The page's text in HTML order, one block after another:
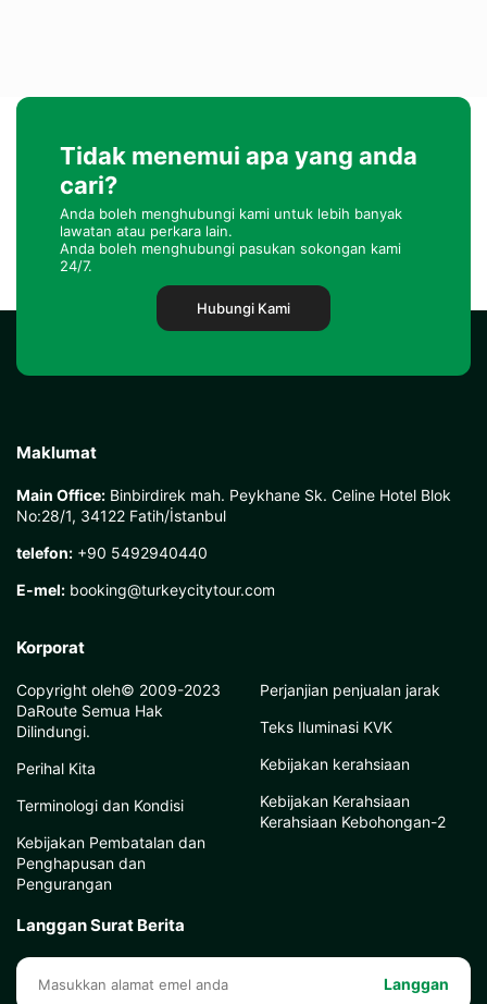
Tidak menemui apa yang anda
cari?
Anda boleh menghubungi kami untuk lebih banyak
lawatan atau perkara lain.
Anda boleh menghubungi pasukan sokongan kami
24/7.
Hubungi Kami
Maklumat
Main Office: Binbirdirek mah. Peykhane Sk. Celine Hotel Blok
No:28/1, 34122 Fatih/İstanbul
telefon: +90 5492940440
E-mel: booking@turkeycitytour.com
Korporat
Copyright oleh© 2009-2023
DaRoute Semua Hak
Dilindungi.
Perihal Kita
Terminologi dan Kondisi
Kebijakan Pembatalan dan
Penghapusan dan
Pengurangan
Perjanjian penjualan jarak
Teks Iluminasi KVK
Kebijakan kerahsiaan
Kebijakan Kerahsiaan
Kerahsiaan Kebohongan-2
Langgan Surat Berita
Langgan